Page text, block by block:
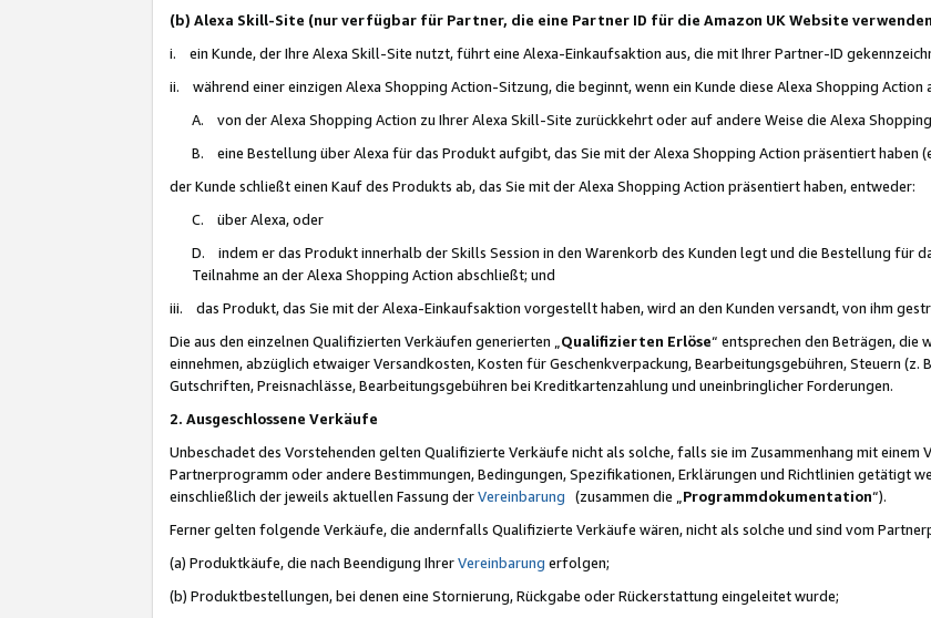
(b) Alexa Skill-Site (nur verfügbar für Partner, die eine Partner ID für die Amazon UK Website
i. ein Kunde, der Ihre Alexa Skill-Site nutzt, führt eine Alexa-Einkaufsaktion aus, die mit Ihrer Partner-ID
ii. während einer einzigen Alexa Shopping Action-Sitzung, die beginnt, wenn ein Kunde diese Alexa Shopping
A. von der Alexa Shopping Action zu Ihrer Alexa Skill-Site zurückkehrt oder auf andere Weise die Alexa
B. eine Bestellung über Alexa für das Produkt aufgibt, das Sie mit der Alexa Shopping Action präsentiert haben
der Kunde schließt einen Kauf des Produkts ab, das Sie mit der Alexa Shopping Action präsentiert haben, entweder:
C. über Alexa, oder
D. indem er das Produkt innerhalb der Skills Session in den Warenkorb des Kunden legt und die Bestellung für
Teilnahme an der Alexa Shopping Action abschließt; und
iii. das Produkt, das Sie mit der Alexa-Einkaufsaktion vorgestellt haben, wird an den Kunden versandt, von ihm
Die aus den einzelnen Qualifizierten Verkäufen generierten „ Qualifizierten Erlöse“ entsprechen den Beträgen, die
einnehmen, abzüglich etwaiger Versandkosten, Kosten für Geschenkverpackung, Bearbeitungsgebühren, Steuern (z.
Gutschriften, Preisnachlässe, Bearbeitungsgebühren bei Kreditkartenzahlung und uneinbringlicher Forderungen.
2. Ausgeschlossene Verkäufe
Unbeschadet des Vorstehenden gelten Qualifizierte Verkäufe nicht als solche, falls sie im Zusammenhang mit
Partnerprogramm oder andere Bestimmungen, Bedingungen, Spezifikationen, Erklärungen und Richtlinien getätigt
einschließlich der jeweils aktuellen Fassung derVereinbarung (zusammen die „ Programmdokumentation“).
Ferner gelten folgende Verkäufe, die andernfalls Qualifizierte Verkäufe wären, nicht als solche und sind vom
(a) Produktkäufe, die nach Beendigung IhrerVereinbarung erfolgen;
(b) Produktbestellungen, bei denen eine Stornierung, Rückgabe oder Rückerstattung eingeleitet wurde;